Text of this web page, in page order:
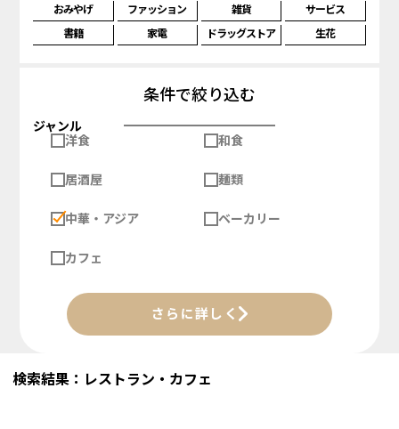
おみやげ ファッション 雑貨
サービス
書籍
家電 ドラッグストア 生花
条件で絞り込む
ジャンル
洋食
和食
居酒屋 麺類
中華・アジア ベーカリー
カフェ
さらに詳しく
検索結果：レストラン・カフェ